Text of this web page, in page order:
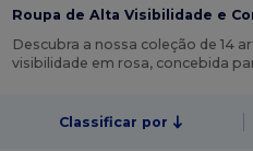
Roupa de Alta Visibilidade e
Descubra a nossa coleção de 14
visibilidade em rosa, concebida
Classificar por